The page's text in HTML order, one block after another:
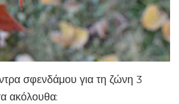
σφενδάμου για τη ζώνη 3
ακόλουθα: